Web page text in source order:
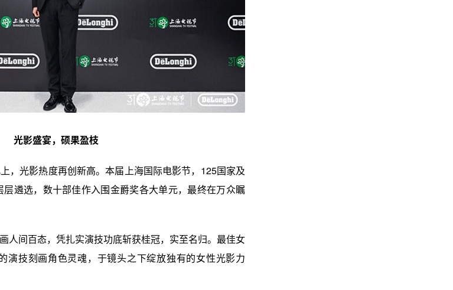
光影盛宴，硕果盈枝
，光影热度再创新高。本届上海国际电影节，125国家及
遴选，数十部佳作入围金爵奖各大单元，最终在万众瞩
人间百态，凭扎实演技功底斩获桂冠，实至名归。最佳女
演技刻画角色灵魂，于镜头之下绽放独有的女性光影力